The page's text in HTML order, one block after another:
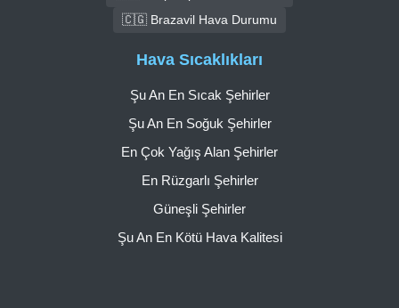
🇨🇬 Brazavil Hava Durumu
Hava Sıcaklıkları
Şu An En Sıcak Şehirler
Şu An En Soğuk Şehirler
En Çok Yağış Alan Şehirler
En Rüzgarlı Şehirler
Güneşli Şehirler
Şu An En Kötü Hava Kalitesi